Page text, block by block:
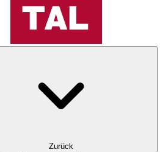
Zurück